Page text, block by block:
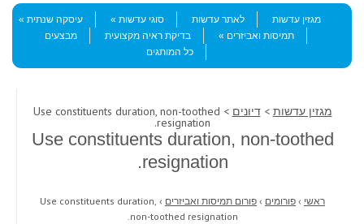
Menu
Skip to content
מגזין עדשות
לאתר עדשות סוגי עדשות
עיסקה שנתית
תמיסות ואביזרים
בדיקת ראיה מקצועית
מבצעים
כל המותגים
מגזין עדשות >דיונים > Use constituents duration, non-toothed
resignation.
Use constituents duration, non-toothed
resignation.
ראשי › פורומים › פורום תמיסות ואביזרים ›
Use constituents duration,
non-toothed resignation.